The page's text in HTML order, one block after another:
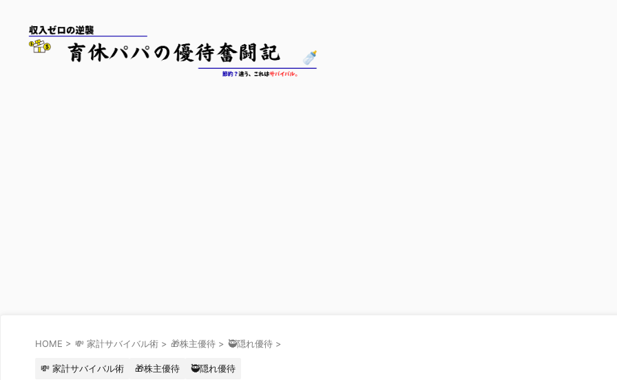
HOME > 💸 家計サバイバル術 > 🎁株主優待 > 🥷隠れ優待 >
💸 家計サバイバル術 🎁株主優待 🥷隠れ優待